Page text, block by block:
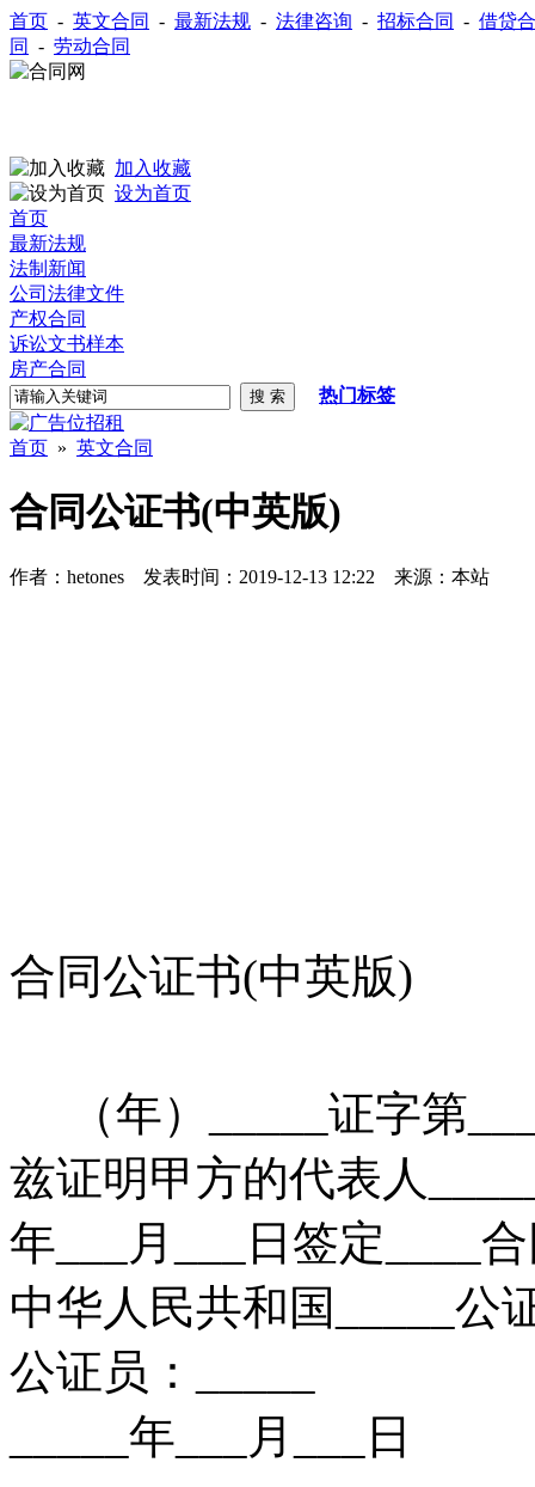
首页 - 英文合同 - 最新法规 - 法律咨询 - 招标合同 - 借贷
同
- 劳动合同
加入收藏
设为首页
首页
最新法规
法制新闻
公司法律文件
产权合同
诉讼文书样本
房产合同
热门标签
首页 » 英文合同
合同公证书(中英版)
作者：hetones 发表时间：2019-12-13 12:22 来源：本站
合同公证书(中英版)
（年）_____证字第
兹证明甲方的代表人
年___月___日签定____
中华人民共和国_____公
公证员：_____
_____年___月___日